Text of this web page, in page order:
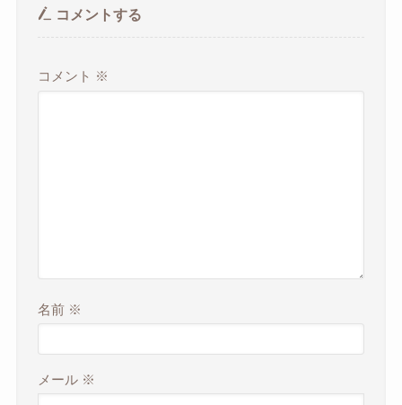
コメントする
コメント ※
名前 ※
メール ※